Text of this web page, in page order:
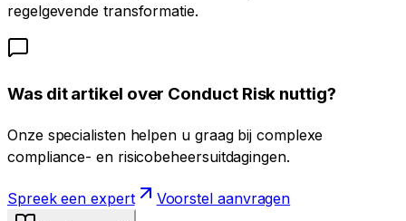
regelgevende transformatie.
Was dit artikel over Conduct Risk nuttig?
Onze specialisten helpen u graag bij complexe
compliance- en risicobeheersuitdagingen.
Spreek een expert Voorstel aanvragen